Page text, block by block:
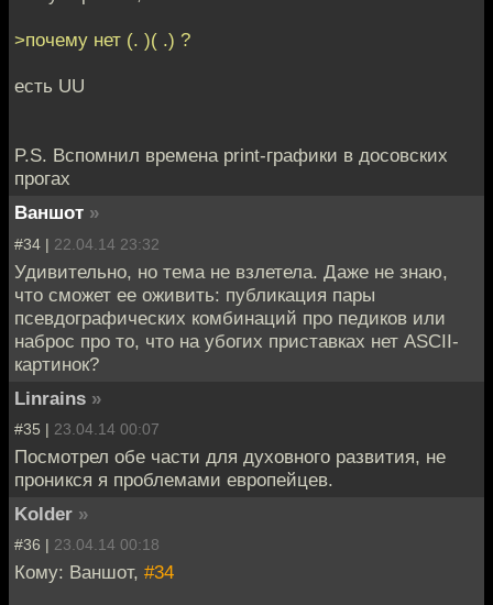
>почему нет (. )( .) ?
есть UU
P.S. Вспомнил времена print-графики в досовских
прогах
Ваншот »
#34 | 22.04.14 23:32
Удивительно, но тема не взлетела. Даже не знаю,
что сможет ее оживить: публикация пары
псевдографических комбинаций про педиков или
наброс про то, что на убогих приставках нет ASCII-
картинок?
Linrains »
#35 | 23.04.14 00:07
Посмотрел обе части для духовного развития, не
проникся я проблемами европейцев.
Kolder »
#36 | 23.04.14 00:18
Кому: Ваншот, #34